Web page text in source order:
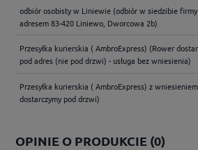
odbiór osobisty w Liniewie(odbiór w siedzibie firmy
adresem 83-420 Liniewo, Dworcowa 2b)
Przesyłka kurierskia ( AmbroExpress) (Rower
pod adres (nie pod drzwi) - usługa bez wniesienia)
Przesyłka kurierskia ( AmbroExpress) z wniesieniem
dostarczymy pod drzwi)
OPINIE O PRODUKCIE (0)